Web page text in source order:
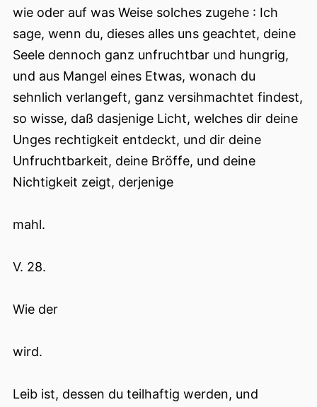
wie oder auf was Weise solches zugehe : Ich
sage, wenn du, dieses alles uns geachtet, deine
Seele dennoch ganz unfruchtbar und hungrig,
und aus Mangel eines Etwas, wonach du
sehnlich verlangeft, ganz versihmachtet findest,
so wisse, daß dasjenige Licht, welches dir deine
Unges rechtigkeit entdeckt, und dir deine
Unfruchtbarkeit, deine Bröffe, und deine
Nichtigkeit zeigt, derjenige
mahl.
V. 28.
Wie der
wird.
Leib ist, dessen du teilhaftig werden, und